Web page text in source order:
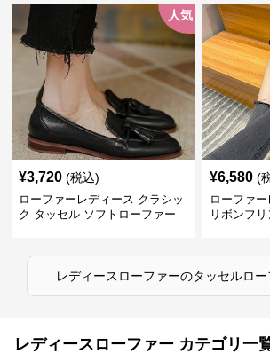
人気
¥3,720 (税込)
ローファーレディース クラシッ
ク タッセル ソフトローファー
¥6,580 (
ローファ
リボンフ
レディースローファーのタッセルロー
レディースローファー カテゴリ一